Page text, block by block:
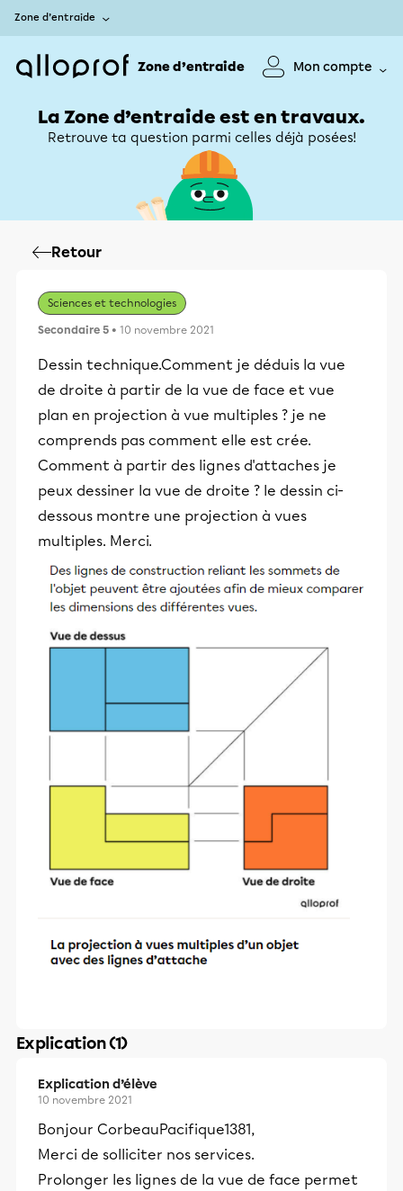
Zone d’entraide
Zone d’entraide Mon compte
La Zone d’entraide est en travaux.
Retrouve ta question parmi celles déjà posées!
Retour
Sciences et technologies
Secondaire 5 • 10 novembre 2021
Dessin technique.Comment je déduis la vue
de droite à partir de la vue de face et vue
plan en projection à vue multiples ? je ne
comprends pas comment elle est crée.
Comment à partir des lignes d'attaches je
peux dessiner la vue de droite ? le dessin ci-
dessous montre une projection à vues
multiples. Merci.
Explication (1)
Explication d’élève
10 novembre 2021
Bonjour CorbeauPacifique1381,
Merci de solliciter nos services.
Prolonger les lignes de la vue de face permet